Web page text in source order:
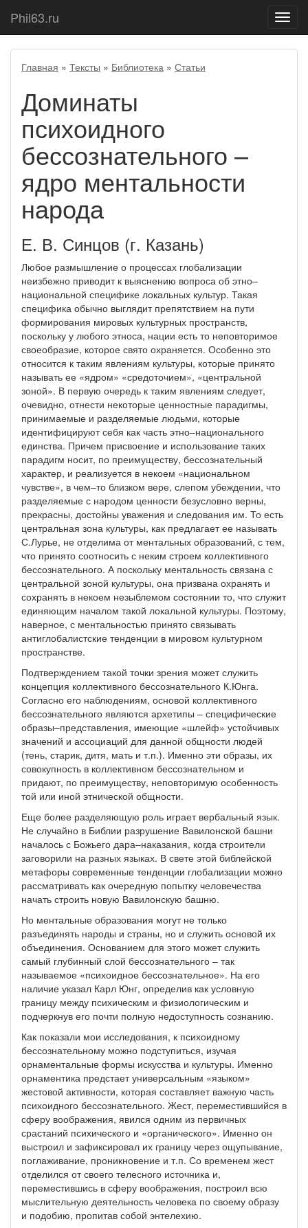
меню
Phil63.ru
Главная » Тексты » Библиотека » Статьи
Доминаты
психоидного
бессознательного –
ядро ментальности
народа
Е. В. Синцов (г. Казань)
Любое размышление о процессах глобализации
неизбежно приводит к выяснению вопроса об этно–
национальной специфике локальных культур. Такая
специфика обычно выглядит препятствием на пути
формирования мировых культурных пространств,
поскольку у любого этноса, нации есть то неповторимое
своеобразие, которое свято охраняется. Особенно это
относится к таким явлениям культуры, которые принято
называть ее «ядром» «средоточием», «центральной
зоной». В первую очередь к таким явлениям следует,
очевидно, отнести некоторые ценностные парадигмы,
принимаемые и разделяемые людьми, которые
идентифицируют себя как часть этно–национального
единства. Причем присвоение и использование таких
парадигм носит, по преимуществу, бессознательный
характер, и реализуется в некоем «национальном
чувстве», в чем–то близком вере, слепом убеждении, что
разделяемые с народом ценности безусловно верны,
прекрасны, достойны уважения и следования им. То есть
центральная зона культуры, как предлагает ее называть
С.Лурье, не отделима от ментальных образований, с тем,
что принято соотносить с неким строем коллективного
бессознательного. А поскольку ментальность связана с
центральной зоной культуры, она призвана охранять и
сохранять в некоем незыблемом состоянии то, что служит
единяющим началом такой локальной культуры. Поэтому,
наверное, с ментальностью принято связывать
антиглобалистские тенденции в мировом культурном
пространстве.
Подтверждением такой точки зрения может служить
концепция коллективного бессознательного К.Юнга.
Согласно его наблюдениям, основой коллективного
бессознательного являются архетипы – специфические
образы–представления, имеющие «шлейф» устойчивых
значений и ассоциаций для данной общности людей
(тень, старик, дитя, мать и т.п.). Именно эти образы, их
совокупность в коллективном бессознательном и
придают, по преимуществу, неповторимую особенность
той или иной этнической общности.
Еще более разделяющую роль играет вербальный язык.
Не случайно в Библии разрушение Вавилонской башни
началось с Божьего дара–наказания, когда строители
заговорили на разных языках. В свете этой библейской
метафоры современные тенденции глобализации можно
рассматривать как очередную попытку человечества
начать строить новую Вавилонскую башню.
Но ментальные образования могут не только
разъединять народы и страны, но и служить основой их
объединения. Основанием для этого может служить
самый глубинный слой бессознательного – так
называемое «психоидное бессознательное». На его
наличие указал Карл Юнг, определив как условную
границу между психическим и физиологическим и
подчеркнув его почти полную недоступность сознанию.
Как показали мои исследования, к психоидному
бессознательному можно подступиться, изучая
орнаментальные формы искусства и культуры. Именно
орнаментика предстает универсальным «языком»
жестовой активности, которая составляет важную часть
психоидного бессознательного. Жест, переместившийся в
сферу воображения, явился одним из первичных
срастаний психического и «органического». Именно он
выстроил и зафиксировал их границу через ощупывание,
поглаживание, проникновение и т.п. Со временем жест
отделился от своего телесного источника и,
переместившись в сферу воображения, построил всю
мыслительную деятельность человека по своему образу
и подобию, пропитав собой энтелехию.